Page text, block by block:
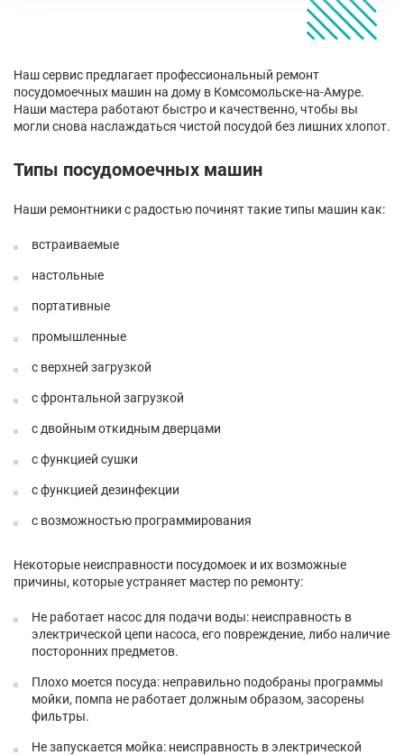
Наш сервис предлагает профессиональный ремонт
посудомоечных машин на дому в Комсомольске-на-Амуре.
Наши мастера работают быстро и качественно, чтобы вы
могли снова наслаждаться чистой посудой без лишних хлопот.
Типы посудомоечных машин
Наши ремонтники с радостью починят такие типы машин как:
встраиваемые
настольные
портативные
промышленные
с верхней загрузкой
с фронтальной загрузкой
с двойным откидным дверцами
с функцией сушки
с функцией дезинфекции
с возможностью программирования
Некоторые неисправности посудомоек и их возможные
причины, которые устраняет мастер по ремонту:
Не работает насос для подачи воды: неисправность в
электрической цепи насоса, его повреждение, либо наличие
посторонних предметов.
Плохо моется посуда: неправильно подобраны программы
мойки, помпа не работает должным образом, засорены
фильтры.
Не запускается мойка: неисправность в электрической